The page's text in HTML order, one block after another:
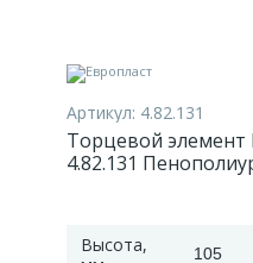
Артикул: 4.82.131
Торцевой элемент
4.82.131
Высота,
105